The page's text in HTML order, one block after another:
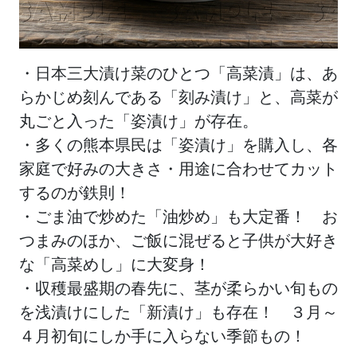
・日本三大漬け菜のひとつ「高菜漬」は、あ
らかじめ刻んである「刻み漬け」と、高菜が
丸ごと入った「姿漬け」が存在。
・多くの熊本県民は「姿漬け」を購入し、各
家庭で好みの大きさ・用途に合わせてカット
するのが鉄則！
・ごま油で炒めた「油炒め」も大定番！ お
つまみのほか、ご飯に混ぜると子供が大好き
な「高菜めし」に大変身！
・収穫最盛期の春先に、茎が柔らかい旬もの
を浅漬けにした「新漬け」も存在！ ３月～
４月初旬にしか手に入らない季節もの！